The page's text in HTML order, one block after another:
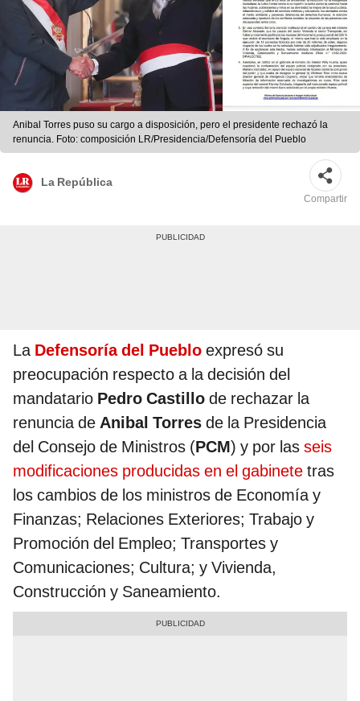
Anibal Torres puso su cargo a disposición, pero el presidente rechazó la
renuncia. Foto: composición LR/Presidencia/Defensoría del Pueblo
La República
Compartir
La Defensoría del Pueblo expresó su
preocupación respecto a la decisión del
mandatario Pedro Castillo de rechazar la
renuncia de Anibal Torres de la Presidencia
del Consejo de Ministros (PCM) y por las seis
modificaciones producidas en el gabinete tras
los cambios de los ministros de Economía y
Finanzas; Relaciones Exteriores; Trabajo y
Promoción del Empleo; Transportes y
Comunicaciones; Cultura; y Vivienda,
Construcción y Saneamiento.